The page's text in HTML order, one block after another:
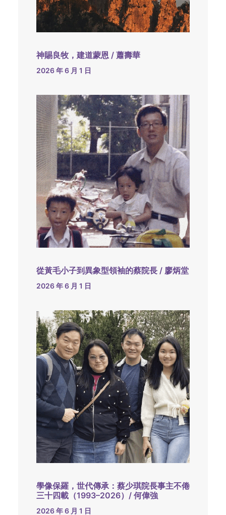
神賜良牧，建道蒙恩 / 蕭壽華
2026 年 6 月 1 日
從黃毛小子到異象型領袖的蔡院長 / 廖炳堂
2026 年 6 月 1 日
學像保羅，世代傳承：蔡少琪院長事主不倦
三十四載（1993–2026）/ 何偉強
2026 年 6 月 1 日